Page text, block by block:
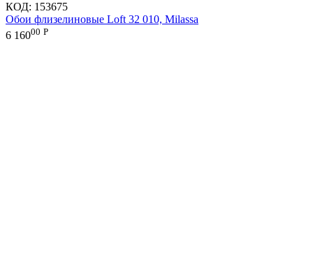
КОД: 153675
Обои флизелиновые Loft 32 010, Milassa
6 16000 Р